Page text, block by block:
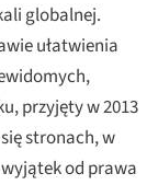
globalnej.
ułatwienia
przyjęty w 2013
stronach, w
od prawa